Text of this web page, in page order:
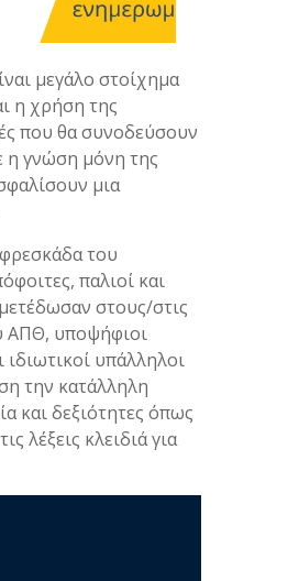
μεγάλο στοίχημα
η χρήση της
που θα συνοδεύσουν
η γνώση μόνη της
μια
του
παλιοί και
στους/στις
ΑΠΘ, υποψήφιοι
ιδιωτικοί υπάλληλοι
την κατάλληλη
και δεξιότητες όπως
λέξεις κλειδιά για